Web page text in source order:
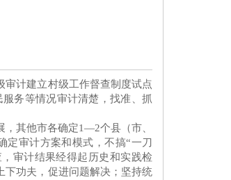
审计建立村级工作督查制度试点
务等情况审计清楚，找准、抓
其他市各确定1—2个县（市、
定审计方案和模式，不搞“一刀
审计结果经得起历史和实践检
下功夫，促进问题解决；坚持统